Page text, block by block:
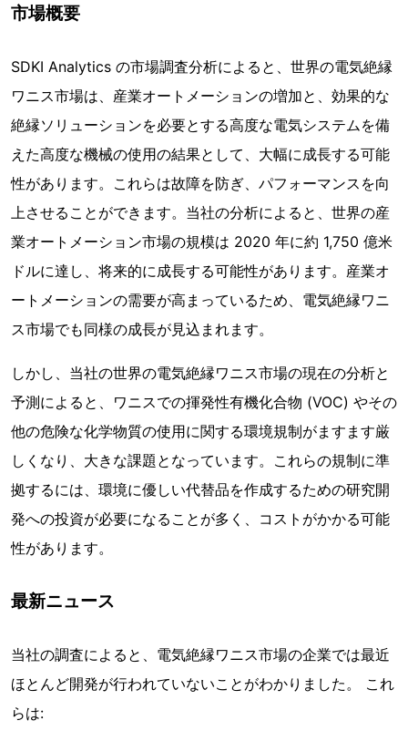
市場概要
SDKI Analytics の市場調査分析によると、世界の電気絶縁
ワニス市場は、産業オートメーションの増加と、効果的な
絶縁ソリューションを必要とする高度な電気システムを備
えた高度な機械の使用の結果として、大幅に成長する可能
性があります。これらは故障を防ぎ、パフォーマンスを向
上させることができます。当社の分析によると、世界の産
業オートメーション市場の規模は 2020 年に約 1,750 億米
ドルに達し、将来的に成長する可能性があります。産業オ
ートメーションの需要が高まっているため、電気絶縁ワニ
ス市場でも同様の成長が見込まれます。
しかし、当社の世界の電気絶縁ワニス市場の現在の分析と
予測によると、ワニスでの揮発性有機化合物 (VOC) やその
他の危険な化学物質の使用に関する環境規制がますます厳
しくなり、大きな課題となっています。これらの規制に準
拠するには、環境に優しい代替品を作成するための研究開
発への投資が必要になることが多く、コストがかかる可能
性があります。
最新ニュース
当社の調査によると、電気絶縁ワニス市場の企業では最近
ほとんど開発が行われていないことがわかりました。 これ
らは: